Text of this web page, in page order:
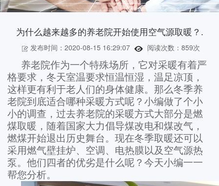
为什么越来越多的养老院开始使用空气源取暖？.
发布时间：2020-08-15 16:29:07 阅读次数： 859次
养老院作为一个特殊场所，它对采暖有着严
格要求，冬天室温要求恒温恒湿，温足凉顶，
这样更有利于老人们的身体健康。那么冬季养
老院到底适合哪种采暖方式呢？小编做了个小
小的调查，过去养老院的采暖方式大部分是燃
煤取暖，随着国家大力倡导煤改电和煤改气，
燃煤开始退出历史舞台。现在冬季取暖还可以
采用燃气壁挂炉、空调、电热膜以及空气源热
泵。他们四者的优劣是什么呢？今天小编一一
帮您分析。